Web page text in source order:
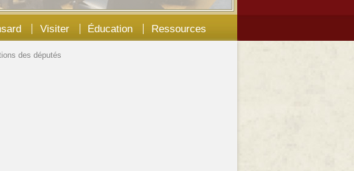
Visiter Éducation Ressources
des députés